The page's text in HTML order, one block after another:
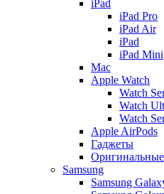
iPad
iPad Pro
iPad Air
iPad
iPad Mini
Mac
Apple Watch
Watch
Watch
Watch
Apple AirPods
Гаджеты
Samsung
Samsung